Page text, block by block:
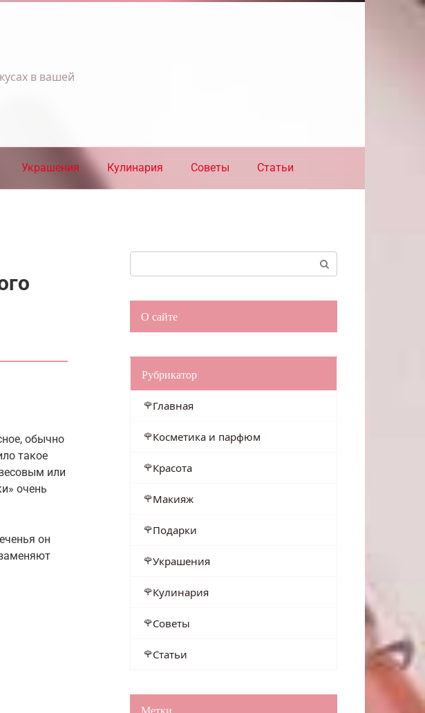
в вашей
Украшения Кулинария Советы Статьи
обычно
такое
или
очень
он
О сайте
Рубрикатор
Главная
Косметика и парфюм
Красота
Макияж
Подарки
Украшения
Кулинария
Советы
Статьи
Метки